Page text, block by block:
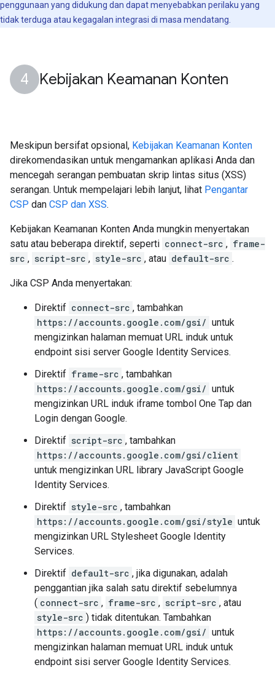
penggunaan yang didukung dan dapat menyebabkan perilaku yang
tidak terduga atau kegagalan integrasi di masa mendatang.
Kebijakan Keamanan Konten
Meskipun bersifat opsional, Kebijakan Keamanan Konten
direkomendasikan untuk mengamankan aplikasi Anda dan
mencegah serangan pembuatan skrip lintas situs (XSS)
serangan. Untuk mempelajari lebih lanjut, lihat Pengantar
CSP dan CSP dan XSS.
Kebijakan Keamanan Konten Anda mungkin menyertakan
satu atau beberapa direktif, seperti connect-src , frame-
src , script-src , style-src , atau default-src .
Jika CSP Anda menyertakan:
Direktif connect-src , tambahkan
https://accounts.google.com/gsi/ untuk
mengizinkan halaman memuat URL induk untuk
endpoint sisi server Google Identity Services.
Direktif frame-src , tambahkan
https://accounts.google.com/gsi/ untuk
mengizinkan URL induk iframe tombol One Tap dan
Login dengan Google.
Direktif script-src , tambahkan
https://accounts.google.com/gsi/client
untuk mengizinkan URL library JavaScript Google
Identity Services.
Direktif style-src , tambahkan
https://accounts.google.com/gsi/style untuk
mengizinkan URL Stylesheet Google Identity
Services.
Direktif default-src , jika digunakan, adalah
penggantian jika salah satu direktif sebelumnya
( connect-src , frame-src , script-src , atau
style-src ) tidak ditentukan. Tambahkan
https://accounts.google.com/gsi/ untuk
mengizinkan halaman memuat URL induk untuk
endpoint sisi server Google Identity Services.